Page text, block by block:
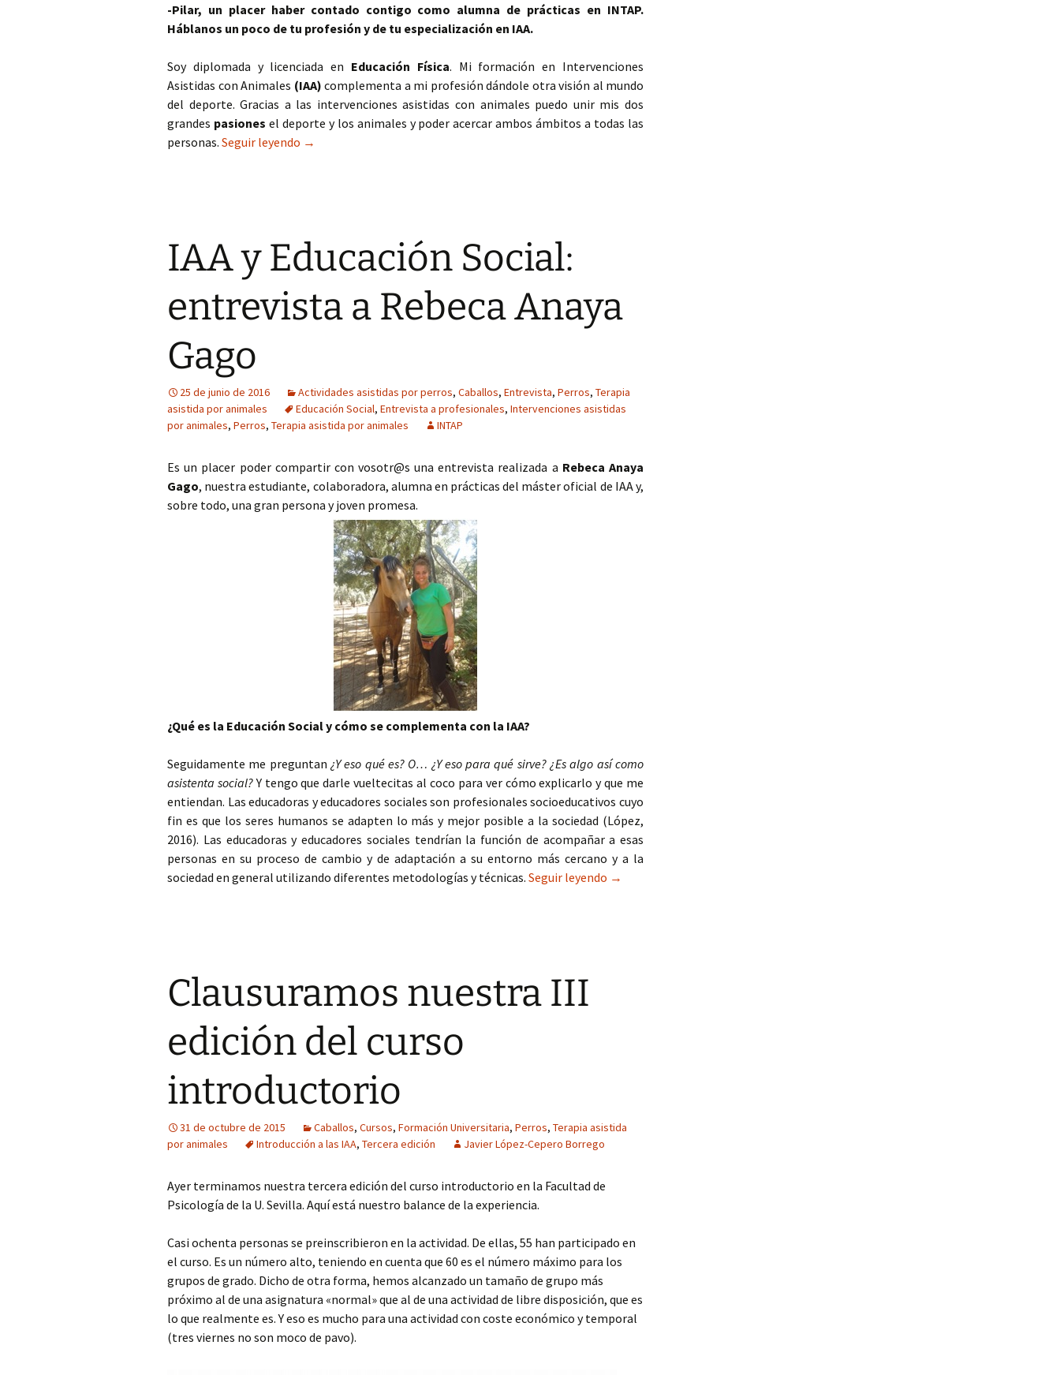
-Pilar, un placer haber contado contigo como alumna de prácticas en INTAP.
Háblanos un poco de tu profesión y de tu especialización en IAA.
Soy diplomada y licenciada en Educación Física. Mi formación en Intervenciones
Asistidas con Animales (IAA) complementa a mi profesión dándole otra visión al mundo
del deporte. Gracias a las intervenciones asistidas con animales puedo unir mis dos
grandes pasiones el deporte y los animales y poder acercar ambos ámbitos a todas las
personas. Seguir leyendo IAA y Educación Física: entrevista a Pilar Mª Espinosa Martín.
→
IAA y Educación Social:
entrevista a Rebeca Anaya
Gago
25 de junio de 2016 Actividades asistidas por perros, Caballos, Entrevista, Perros, Terapia
asistida por animales
Educación Social, Entrevista a profesionales, Intervenciones asistidas
por animales, Perros, Terapia asistida por animales INTAP
Es un placer poder compartir con vosotr@s una entrevista realizada a Rebeca Anaya
Gago, nuestra estudiante, colaboradora, alumna en prácticas del máster oficial de IAA y,
sobre todo, una gran persona y joven promesa.
¿Qué es la Educación Social y cómo se complementa con la IAA?
Seguidamente me preguntan ¿Y eso qué es? O… ¿Y eso para qué sirve? ¿Es algo así como
asistenta social?Y tengo que darle vueltecitas al coco para ver cómo explicarlo y que me
entiendan. Las educadoras y educadores sociales son profesionales socioeducativos cuyo
fin es que los seres humanos se adapten lo más y mejor posible a la sociedad (López,
2016). Las educadoras y educadores sociales tendrían la función de acompañar a esas
personas en su proceso de cambio y de adaptación a su entorno más cercano y a la
sociedad en general utilizando diferentes metodologías y técnicas. Seguir leyendo IAA y Educación Social: entrevista a Rebeca Anaya Gago
→
Clausuramos nuestra III
edición del curso
introductorio
31 de octubre de 2015 Caballos, Cursos, Formación Universitaria, Perros, Terapia asistida
por animales
Introducción a las IAA, Tercera edición Javier López-Cepero Borrego
Ayer terminamos nuestra tercera edición del curso introductorio en la Facultad de
Psicología de la U. Sevilla. Aquí está nuestro balance de la experiencia.
Casi ochenta personas se preinscribieron en la actividad. De ellas, 55 han participado en
el curso. Es un número alto, teniendo en cuenta que 60 es el número máximo para los
grupos de grado. Dicho de otra forma, hemos alcanzado un tamaño de grupo más
próximo al de una asignatura «normal» que al de una actividad de libre disposición, que es
lo que realmente es. Y eso es mucho para una actividad con coste económico y temporal
(tres viernes no son moco de pavo).